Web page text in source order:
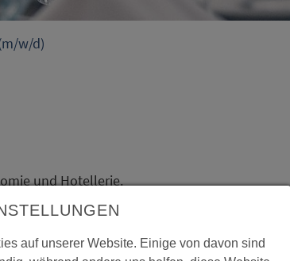
w/d)
und Hotellerie.
von wichtigen Betriebsabläufen. Durch
erhöhter Produktivität erreicht. Wir
auf unserer Website. Einige von davon sind